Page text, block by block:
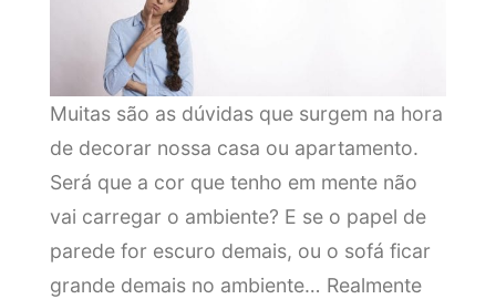
Muitas são as dúvidas que surgem na hora
de decorar nossa casa ou apartamento.
Será que a cor que tenho em mente não
vai carregar o ambiente? E se o papel de
parede for escuro demais, ou o sofá ficar
grande demais no ambiente… Realmente